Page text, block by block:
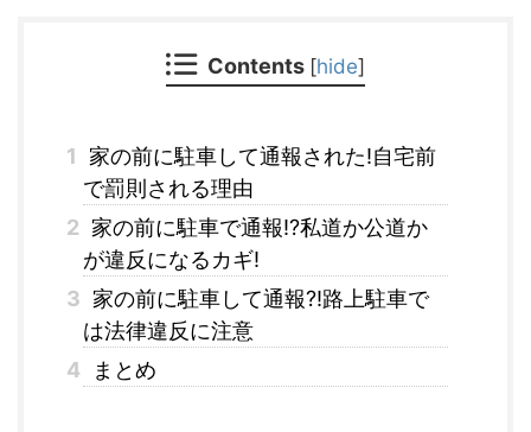
Contents [hide]
1
家の前に駐車して通報された!自宅前
で罰則される理由
2 家の前に駐車で通報!?私道か公道か
が違反になるカギ!
3 家の前に駐車して通報?!路上駐車で
は法律違反に注意
4
まとめ